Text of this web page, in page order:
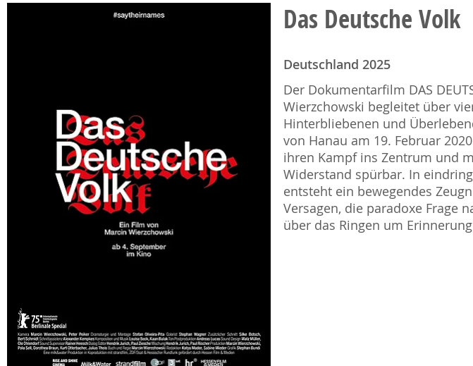
Das Deutsche Volk
Deutschland 2025
Der Dokumentarfilm DAS
Wierzchowski begleitet über
Hinterbliebenen und
von Hanau am 19. Februar
ihren Kampf ins Zentrum und
Widerstand spürbar. In
entsteht ein bewegendes
Versagen, die paradoxe Frage
über das Ringen um